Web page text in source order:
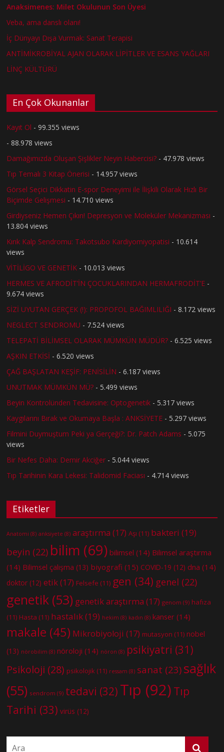
Anaksimenes: Milet Okulunun Son Üyesi
Veba, ama danslı olanı!
İç Dünyayı Dışa Vurmak: Sanat Terapisi
ANTİMİKROBİYAL AJAN OLARAK LİPİTLER VE ESANS YAĞLARI
LİNÇ KÜLTÜRÜ
En Çok Okunanlar
Kayıt Ol - 99.355 views
- 88.978 views
Damağımızda Oluşan Şişlikler Neyin Habercisi? - 47.978 views
Tıp Temalı 3 Kitap Önerisi - 14.957 views
Görsel Seçici Dikkatin E-spor Deneyimi ile İlişkili Olarak Hızlı Bir
Biçimde Gelişmesi - 14.710 views
Girdiyseniz Hemen Çıkın! Depresyon ve Moleküler Mekanizması -
13.804 views
Kırık Kalp Sendromu: Takotsubo Kardiyomiyopatisi - 10.614
views
VİTİLİGO VE GENETİK - 10.013 views
HERMES VE AFRODİT’İN ÇOCUKLARINDAN HERMAFRODİT’E -
9.674 views
SİZİ UYUTAN GERÇEK (!): PROPOFOL BAĞIMLILIĞI - 8.172 views
NEGLECT SENDROMU - 7.524 views
TELEPATİ BİLİMSEL OLARAK MÜMKÜN MÜDÜR? - 6.525 views
AŞKIN ETKİSİ - 6.520 views
ÇAĞ BAŞLATAN KEŞİF: PENİSİLİN - 6.187 views
UNUTMAK MÜMKÜN MÜ? - 5.499 views
Beyin Kontrolünden Tedavisine: Optogenetik - 5.317 views
Kaygılarını Bırak ve Okumaya Başla : ANKSİYETE - 5.297 views
Filmini Duymuştum Peki ya Gerçeği?: Dr. Patch Adams - 5.075
views
Bir Nefes Daha: Demir Akciğer - 5.044 views
Tıp Tarihinin Kara Lekesi: Talidomid Faciası - 4.714 views
Etiketler
Anatomi (8) anksiyete (8) araştırma (17) Aşı (11) bakteri (19)
beyin (22) bilim (69) bilimsel (14) Bilimsel araştırma
(14) Bilimsel çalışma (13) biyografi (15) COVID-19 (12) dna (14)
doktor (12) etik(17) Felsefe (11) gen (34) genel (22)
genetik (53) genetik araştırma (17) genom (9) hafıza
(11) Hasta (11) hastalık(19) hekim (8) kadın (8) kanser (14)
makale (45) Mikrobiyoloji (17) mutasyon (11) nobel
(13) nörobilim (8) nöroloji (14) nöron (8) psikiyatri (31)
Psikoloji (28) psikolojik (11) ressam (8) sanat (23) sağlık
(55) sendrom (9) tedavi (32) Tıp (92) Tıp
Tarihi (33) virüs (12)